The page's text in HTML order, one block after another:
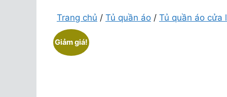
Trang chủ / Tủ quần áo / Tủ quần áo cửa
Giảm giá!